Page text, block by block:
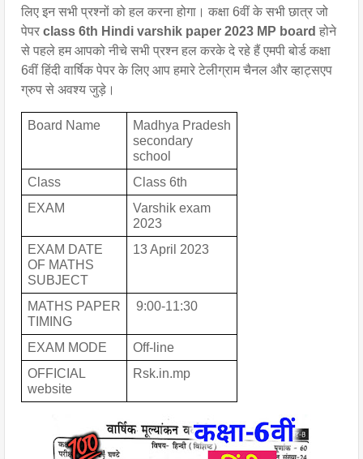
लिए इन सभी प्रश्नों को हल करना होगा। कक्षा 6वीं के सभी छात्र जो
पेपर class 6th Hindi varshik paper 2023 MP board होने
से पहले हम आपको नीचे सभी प्रश्न हल करके दे रहे हैं एमपी बोर्ड कक्षा
6वीं‌ हिंदी वार्षिक पेपर के लिए आप हमारे टेलीग्राम चैनल और व्हाट्सएप
ग्रुप से अवश्य जुड़े।
Board Name
Madhya Pradesh
secondary
school
Class
Class 6th
EXAM
Varshik exam
2023
EXAM DATE
OF MATHS
SUBJECT
13 April 2023
MATHS PAPER
TIMING
9:00-11:30
EXAM MODE
Off-line
OFFICIAL
website
Rsk.in.mp